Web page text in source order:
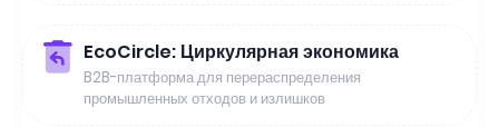
EcoCircle: Циркулярная экономика
B2B-платформа для перераспределения
промышленных отходов и излишков